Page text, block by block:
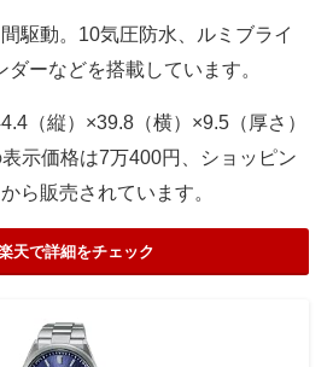
駆動。10気圧防水、ルミブライ
ダーなどを搭載しています。
（縦）×39.8（横）×9.5（厚さ）
示価格は7万400円、ショッピン
ら販売されています。
天で詳細をチェック